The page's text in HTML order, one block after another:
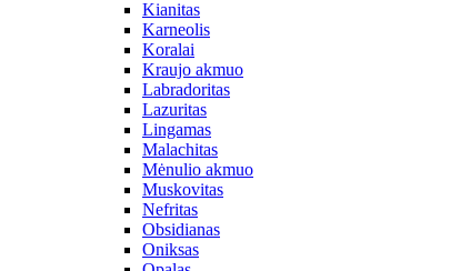
Kianitas
Karneolis
Koralai
Kraujo akmuo
Labradoritas
Lazuritas
Lingamas
Malachitas
Mėnulio akmuo
Muskovitas
Nefritas
Obsidianas
Oniksas